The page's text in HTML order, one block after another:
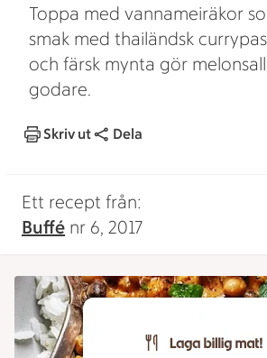
Toppa med vannameiräkor
smak med thailändsk
och färsk mynta gör
godare.
Skriv ut Dela
Ett recept från:
Buffé nr 6, 2017